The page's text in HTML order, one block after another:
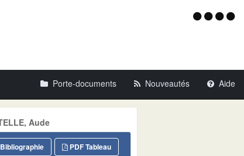
Menu
Porte-documents Nouveautés Aide
Aude
PDF Tableau